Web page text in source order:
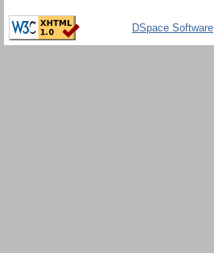
DSpace Software